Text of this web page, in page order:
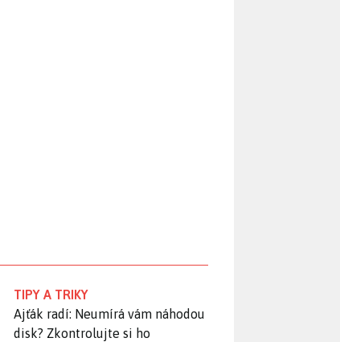
TIPY A TRIKY
Ajťák radí: Neumírá vám náhodou
disk? Zkontrolujte si ho